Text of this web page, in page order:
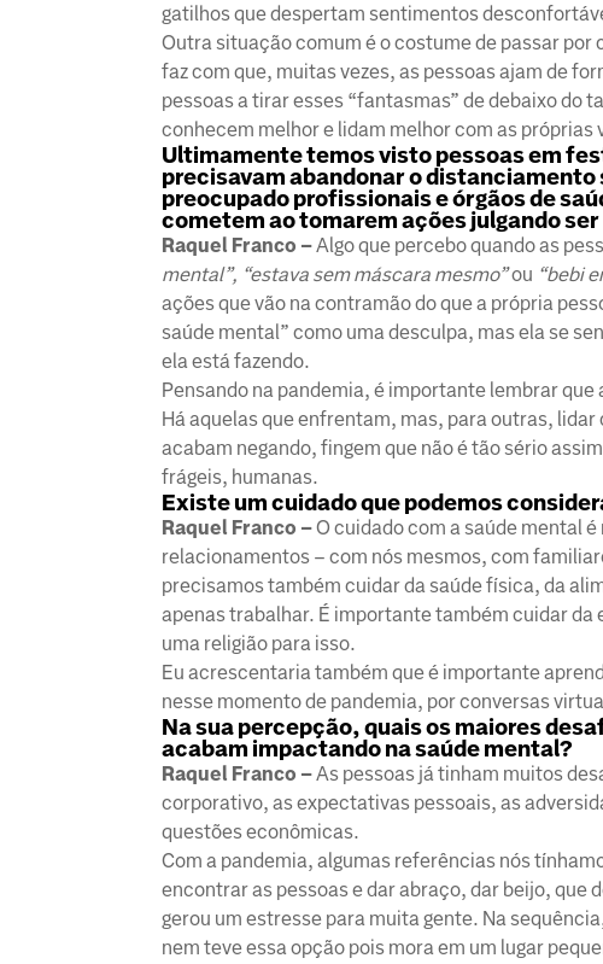
gatilhos que despertam sentimentos
Outra situação comum é o costume de passar
faz com que, muitas vezes, as pessoas ajam de
pessoas a tirar esses “fantasmas” de debaixo do
conhecem melhor e lidam melhor com as próprias
Ultimamente temos visto pessoas em
precisavam abandonar o
preocupado profissionais e órgãos de
cometem ao tomarem ações julgando
Raquel Franco –Algo que percebo quando as
mental”, “estava sem máscara mesmo”ou “bebi
ações que vão na contramão do que a própria
saúde mental” como uma desculpa, mas ela se
ela está fazendo.
Pensando na pandemia, é importante lembrar
Há aquelas que enfrentam, mas, para outras,
acabam negando, fingem que não é tão sério
frágeis, humanas.
Existe um cuidado que podemos
Raquel Franco –O cuidado com a saúde mental
relacionamentos – com nós mesmos, com
precisamos também cuidar da saúde física, da
apenas trabalhar. É importante também cuidar
uma religião para isso.
Eu acrescentaria também que é importante
nesse momento de pandemia, por conversas
Na sua percepção, quais os maiores
acabam impactando na saúde mental?
Raquel Franco –As pessoas já tinham muitos
corporativo, as expectativas pessoais, as
questões econômicas.
Com a pandemia, algumas referências nós
encontrar as pessoas e dar abraço, dar beijo, que
gerou um estresse para muita gente. Na
nem teve essa opção pois mora em um lugar